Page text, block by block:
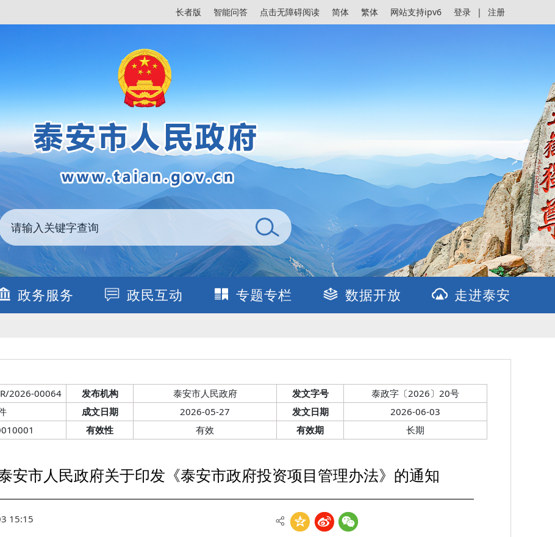
登录 | 注册
长者版 智能问答 点击无障碍阅读 简体 繁体 网站支持ipv6
政务服务 政民互动 专题专栏 数据开放 走进泰安
2026-00064 发布机构 泰安市人民政府 发文字号
泰政字〔2026〕20号
成文日期 2026-05-27 发文日期
2026-06-03
有效性 有效 有效期 长期
安市人民政府关于印发《泰安市政府投资项目管理办法》的通知
15:15